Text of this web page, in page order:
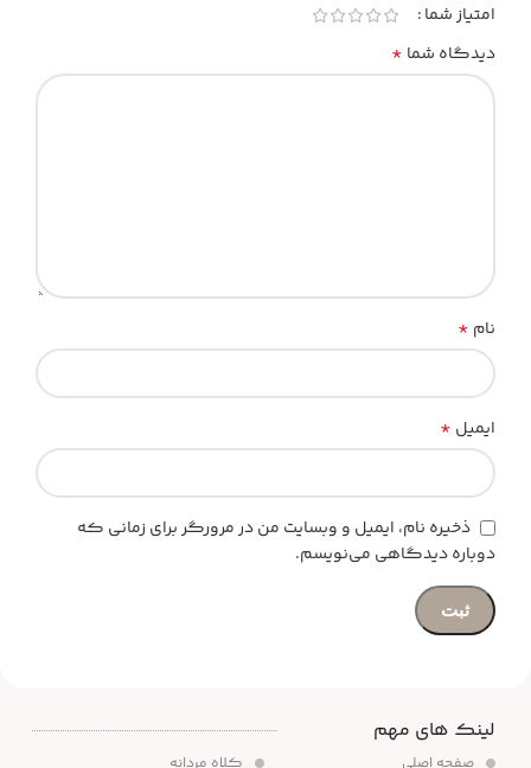
امتیاز شما
دیدگاه شما *
نام *
ایمیل *
ذخیره نام، ایمیل و وبسایت من در مرورگر برای زمانی که
دوباره دیدگاهی می‌نویسم.
لینک های مهم